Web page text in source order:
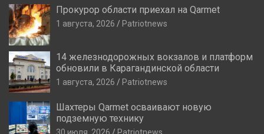
Прокурор области приехал на Qarmet
1 августа, 2026 Patriotnews
14 железнодорожных вокзалов и платформ
обновили в Карагандинской области
1 августа, 2026 Patriotnews
Шахтеры Qarmet осваивают новую
подземную технику